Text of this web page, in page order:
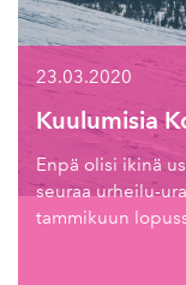
23.03.2020
Kuulumisia
Enpä olisi ikinä
seuraa urheilu-
tammikuun